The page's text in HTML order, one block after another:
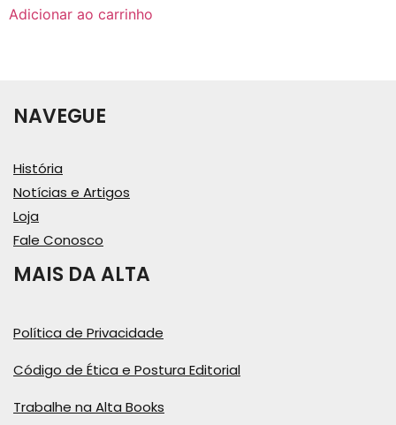
Adicionar ao carrinho
NAVEGUE
História
Notícias e Artigos
Loja
Fale Conosco
MAIS DA ALTA
Política de Privacidade
Código de Ética e Postura Editorial
Trabalhe na Alta Books